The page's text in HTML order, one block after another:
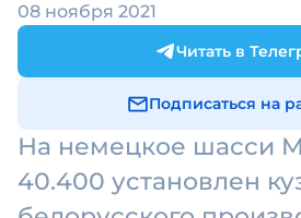
08 ноября 2021
Читать в
Подписаться на
На немецкое шасси
40.400 установлен